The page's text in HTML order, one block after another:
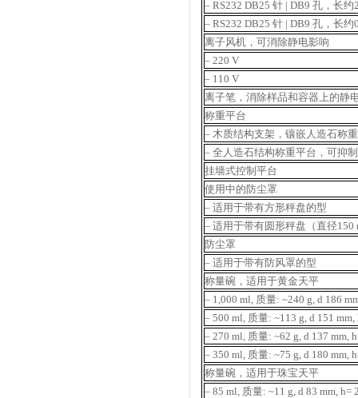
– RS232 DB25 针 | DB9 孔，长约
– RS232 DB25 针 | DB9 孔，长约
离子风机，可消除静电影响
– 220 V
– 110 V
离子笔，消除样品和容器上的静
称重平台
– 木质结构支架，镶嵌人造石称
– 全人造石结构称重平台，可抑
挂墙式控制平台
使用中的防尘罩
– 适用于带有方形秤盘的型
– 适用于带有圆形秤盘（直径150
防尘罩
– 适用于带有防风罩的型
称量碗，适用于黄金天平
– 1,000 ml, 质量: ~240 g, d 186
– 500 ml, 质量: ~113 g, d 151
– 270 ml, 质量: ~62 g, d 137 mm,
– 350 ml, 质量: ~75 g, d 180 mm,
称量碗，适用于珠宝天平
– 85 ml, 质量: ~11 g, d 83 mm, h=